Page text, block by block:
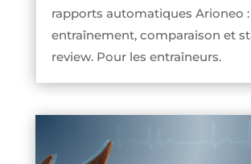
rapports automatiques Arioneo
entraînement, comparaison et
review. Pour les entraîneurs.